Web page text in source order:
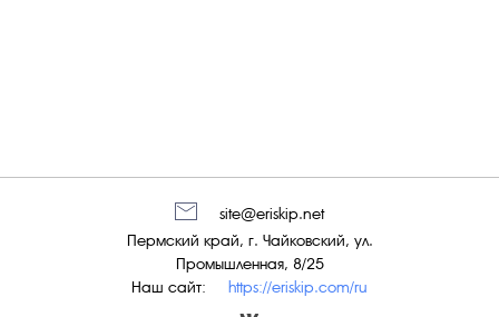
Наш сайт: https://eriskip.com/ru
Пермский край, г. Чайковский, ул.
Промышленная, 8/25
site@eriskip.net